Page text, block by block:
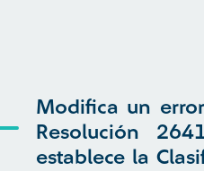
Modifica un
Resolución
establece la